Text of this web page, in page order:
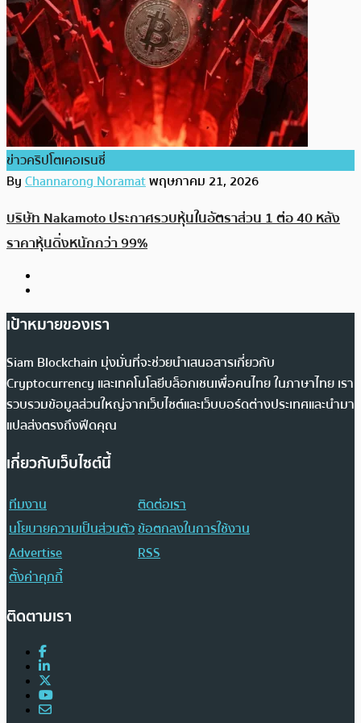
ข่าวคริปโตเคอเรนซี่
ByChannarong Noramatพฤษภาคม 21, 2026
บริษัท Nakamoto ประกาศรวบหุ้นในอัตราส่วน 1 ต่อ 40 หลัง
ราคาหุ้นดิ่งหนักกว่า 99%
เป้าหมายของเรา
Siam Blockchain มุ่งมั่นที่จะช่วยนำเสนอสารเกี่ยวกับ
Cryptocurrency และเทคโนโลยีบล็อกเชนเพื่อคนไทย ในภาษาไทย เรา
รวบรวมข้อมูลส่วนใหญ่จากเว็บไซต์และเว็บบอร์ดต่างประเทศและนำมา
แปลส่งตรงถึงฟีดคุณ
เกี่ยวกับเว็บไซต์นี้
ทีมงาน
ติดต่อเรา
นโยบายความเป็นส่วนตัวข้อตกลงในการใช้งาน
Advertise
RSS
ตั้งค่าคุกกี้
ติดตามเรา